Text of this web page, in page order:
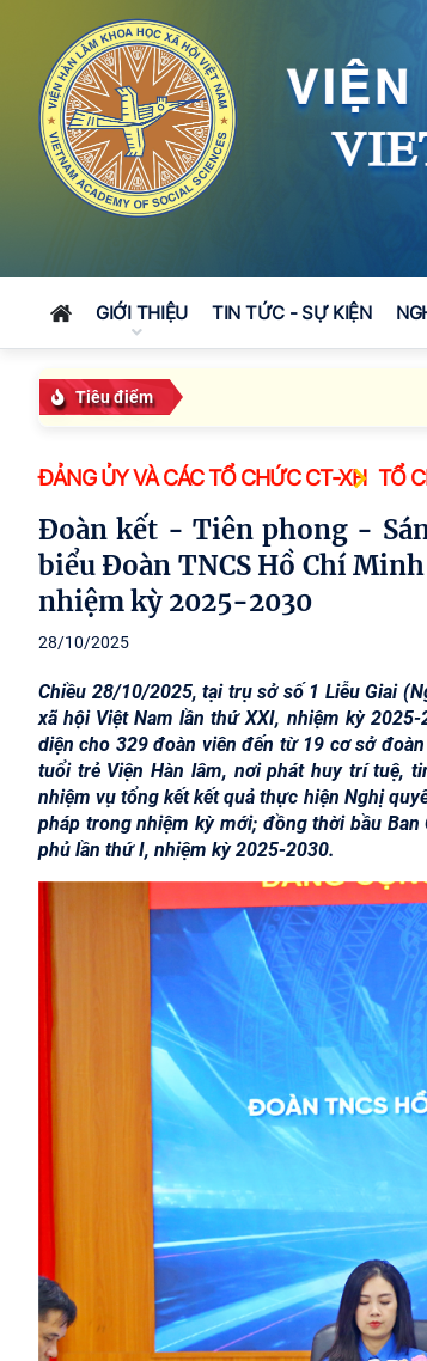
GIỚI THIỆU TIN TỨC - SỰ KIỆN
Tiêu điểm
ĐẢNG ỦY VÀ CÁC TỔ CHỨC CT-XH TỔ
Đoàn kết - Tiên phong - Sáng tạo: Dấu ấn từ phiên thứ nhất Đại hội Đại hội đại
biểu Đoàn TNCS Hồ Chí
nhiệm kỳ 2025-2030
28/10/2025
Chiều 28/10/2025, tại trụ sở số 1 Liễu Giai
xã hội Việt Nam lần thứ XXI, nhiệm kỳ
diện cho 329 đoàn viên đến từ 19 cơ sở
tuổi trẻ Viện Hàn lâm, nơi phát huy trí tuệ,
nhiệm vụ tổng kết kết quả thực hiện Nghị
pháp trong nhiệm kỳ mới; đồng thời bầu
phủ lần thứ I, nhiệm kỳ 2025-2030.